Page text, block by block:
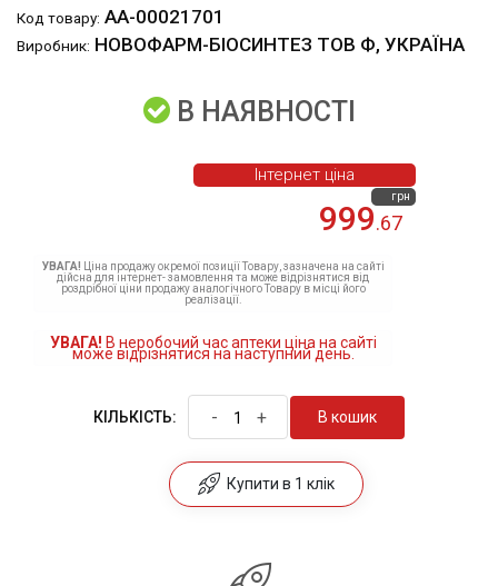
Код товару: АА-00021701
Виробник: НОВОФАРМ-БІОСИНТЕЗ ТОВ Ф, УКРАЇНА
В НАЯВНОСТІ
999.67
грн
Інтернет ціна
УВАГА! Ціна продажу окремої позиції Товару, зазначена на сайті
дійсна для інтернет- замовлення та може відрізнятися від
роздрібної ціни продажу аналогічного Товару в місці його
реалізації.
УВАГА! В неробочий час аптеки ціна на сайті
може відрізнятися на наступний день.
КІЛЬКІСТЬ: - + В кошик
Купити в 1 клік